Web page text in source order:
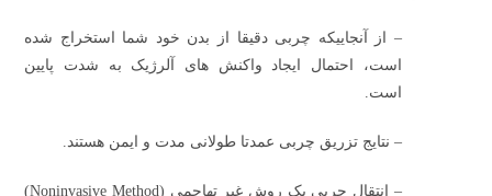
– از آنجاییکه چربی دقیقا از بدن خود شما استخراج شده
است، احتمال ایجاد واکنش های آلرژیک به شدت پایین
است.
– نتایج تزریق چربی عمدتا طولانی مدت و ایمن هستند.
– انتقال چربی یک روش غیر تهاجمی (Noninvasive Method)